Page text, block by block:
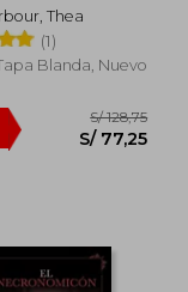
Thea
(1)
Blanda, Nuevo